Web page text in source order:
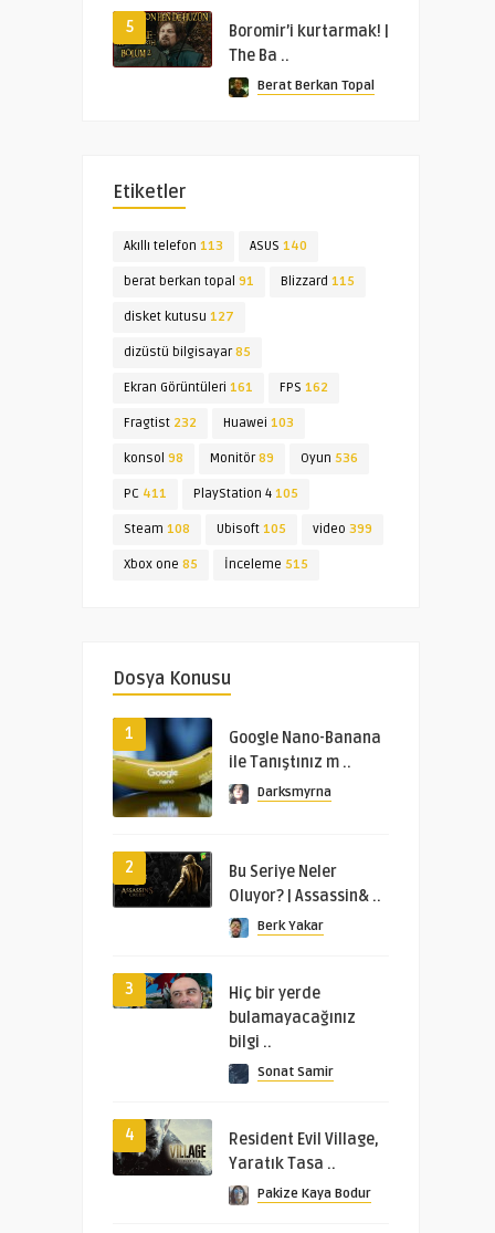
5
Boromir’i kurtarmak! |
The Ba ..
Berat Berkan Topal
Etiketler
Akıllı telefon 113 ASUS 140
berat berkan topal 91 Blizzard 115
disket kutusu 127
dizüstü bilgisayar85
Ekran Görüntüleri 161 FPS 162
Fragtist 232 Huawei 103
konsol 98 Monitör89 Oyun 536
PC 411 PlayStation 4 105
Steam 108 Ubisoft 105 video 399
Xbox one 85 İnceleme 515
Dosya Konusu
1
Google Nano-Banana
ile Tanıştınız m ..
Darksmyrna
2
Bu Seriye Neler
Oluyor? | Assassin& ..
Berk Yakar
3
Hiç bir yerde
bulamayacağınız
bilgi ..
Sonat Samir
4
Resident Evil Village,
Yaratık Tasa ..
Pakize Kaya Bodur